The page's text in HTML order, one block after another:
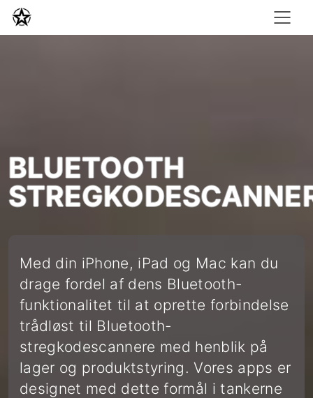
BLUETOOTH
Med din iPhone, iPad og Mac kan du
drage fordel af dens Bluetooth-
funktionalitet til at oprette forbindelse
trådløst til Bluetooth-
stregkodescannere med henblik på
lager og produktstyring. Vores apps er
designet med dette formål i tankerne